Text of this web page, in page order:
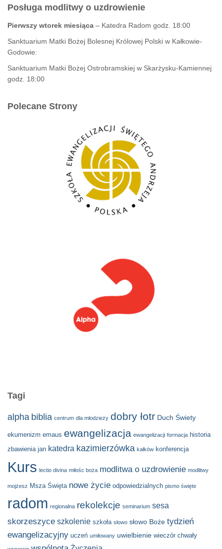
Posługa modlitwy o uzdrowienie
Pierwszy wtorek miesiąca – Katedra Radom godz. 18:00
Sanktuarium Matki Bożej Bolesnej Królowej Polski w Kałkowie-
Godowie:
Sanktuarium Matki Bożej Ostrobramskiej w Skarżysku-Kamiennej
godz. 18:00
Polecane Strony
Tagi
alpha biblia centrum dla młodzieży dobry łotr Duch Świety
ekumenizm emaus ewangelizacja ewangelizacji formacja historia
zbawienia jan katedra kazimierzówka kałków konferencja
Kurs lectio divina miłośc boża modlitwa o uzdrowienie modlitwy
mojżesz Msza Święta nowe życie odpowiedzialnych pismo święte
radom regionalna rekolekcje seminarium sesa
skorzeszyce szkolenie szkoła słowo słowo Boże tydzień
ewangelizacyjny uczeń umiłowany uwielbienie wieczór chwały